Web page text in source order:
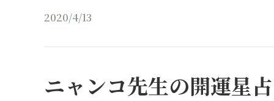
2020/4/13
ニャンコ先生の開運星